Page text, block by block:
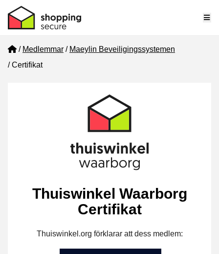
Home
Medlemmar
Maeylin Beveiligingssystemen
Certifikat
Thuiswinkel Waarborg
Certifikat
Thuiswinkel.org förklarar att dess medlem: